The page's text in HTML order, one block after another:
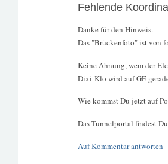
Fehlende
Danke für den Hinweis.
Das "Brückenfoto" ist von
Keine Ahnung, wem der
Dixi-Klo wird auf GE
Wie kommst Du jetzt auf
Das Tunnelportal findest
Auf Kommentar antworten